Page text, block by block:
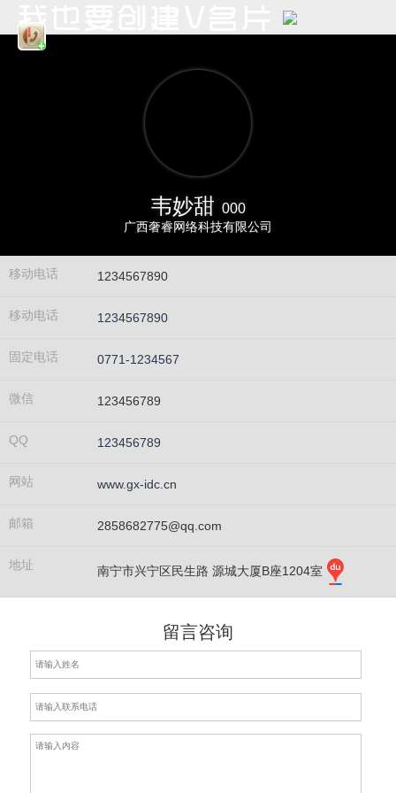
韦妙甜 000
广西奢睿网络科技有限公司
移动电话 1234567890
移动电话 1234567890
固定电话 0771-1234567
微信 123456789
QQ 123456789
网站 www.gx-idc.cn
邮箱 2858682775@qq.com
地址 南宁市兴宁区民生路 源城大厦B座1204室
留言咨询